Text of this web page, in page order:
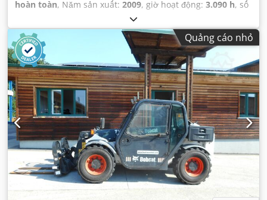
hoàn toàn, Năm sản xuất: 2009, giờ hoạt động: 3.090 h, số
A5GU35248,
Quảng cáo nhỏ